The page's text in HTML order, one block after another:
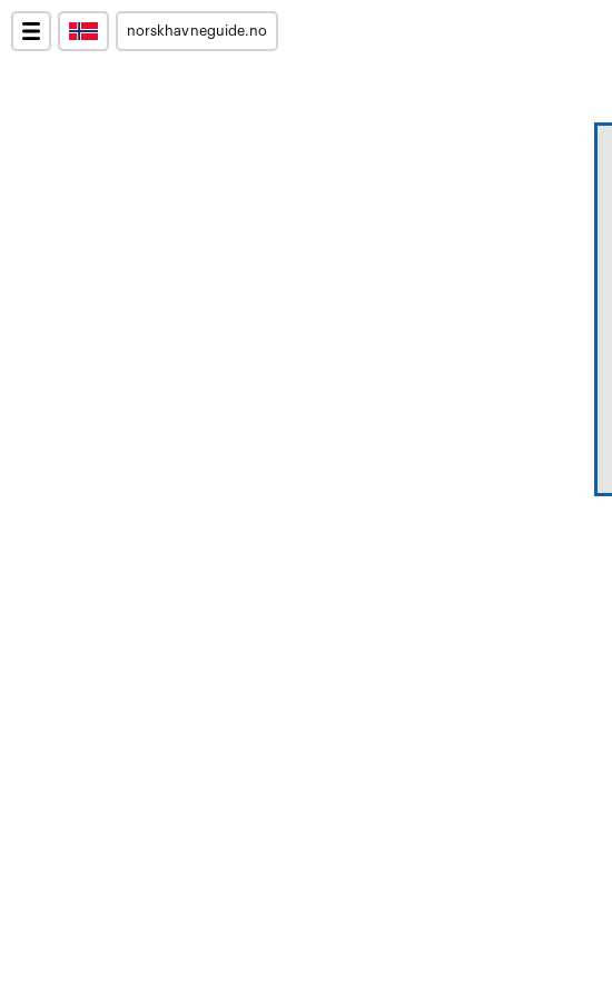
norskhavneguide.no